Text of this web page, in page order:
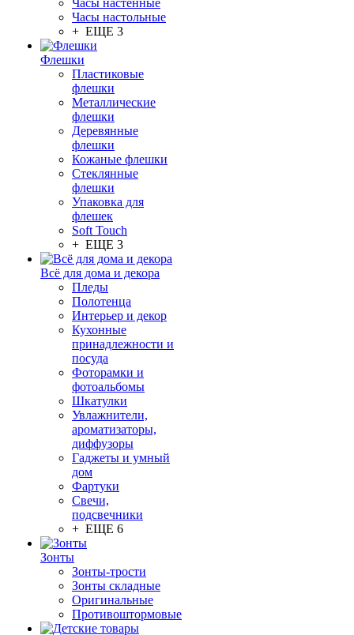
Часы настенные
Часы настольные
+ ЕЩЕ 3
Флешки
Пластиковые
флешки
Металлические
флешки
Деревянные
флешки
Кожаные флешки
Стеклянные
флешки
Упаковка для
флешек
Soft Touch
+ ЕЩЕ 3
Всё для дома и декора
Пледы
Полотенца
Интерьер и декор
Кухонные
принадлежности и
посуда
Фоторамки и
фотоальбомы
Шкатулки
Увлажнители,
ароматизаторы,
диффузоры
Гаджеты и умный
дом
Фартуки
Свечи,
подсвечники
+ ЕЩЕ 6
Зонты
Зонты-трости
Зонты складные
Оригинальные
Противоштормовые